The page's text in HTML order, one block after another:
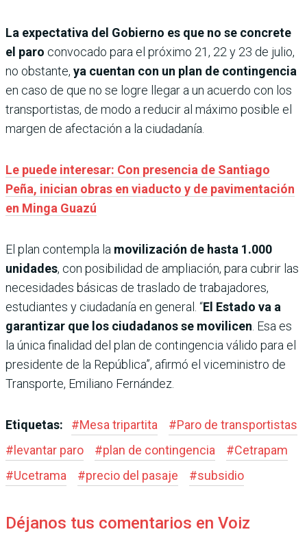
La expectativa del Gobierno es que no se concrete
el paro convocado para el próximo 21, 22 y 23 de julio,
no obstante, ya cuentan con un plan de contingencia
en caso de que no se logre llegar a un acuerdo con los
transportistas, de modo a reducir al máximo posible el
margen de afectación a la ciudadanía.
Le puede interesar: Con presencia de Santiago
Peña, inician obras en viaducto y de pavimentación
en Minga Guazú
El plan contempla la movilización de hasta 1.000
unidades, con posibilidad de ampliación, para cubrir las
necesidades básicas de traslado de trabajadores,
estudiantes y ciudadanía en general. “El Estado va a
garantizar que los ciudadanos se movilicen. Esa es
la única finalidad del plan de contingencia válido para el
presidente de la República”, afirmó el viceministro de
Transporte, Emiliano Fernández.
Etiquetas: #Mesa tripartita #Paro de transportistas
# levantar paro #plan de contingencia #Cetrapam
#Ucetrama #precio del pasaje #subsidio
Déjanos tus comentarios en Voiz